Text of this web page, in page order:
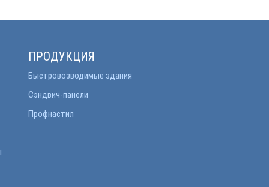
ПРОДУКЦИЯ
Быстровозводимые здания
Сэндвич-панели
Профнастил